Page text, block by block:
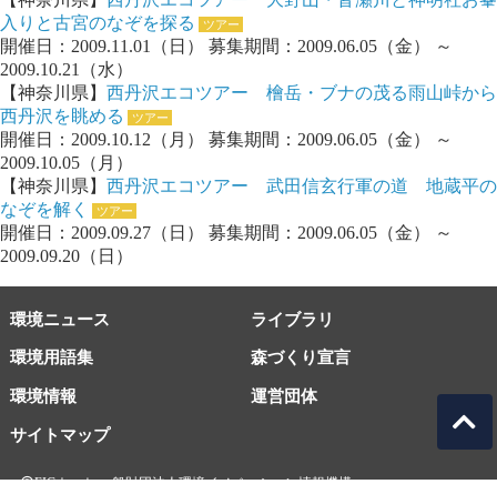
入りと古宮のなぞを探る
ツアー
開催日：2009.11.01（日） 募集期間：2009.06.05（金） ～
2009.10.21（水）
【神奈川県】 西丹沢エコツアー 檜岳・ブナの茂る雨山峠から
西丹沢を眺める
ツアー
開催日：2009.10.12（月） 募集期間：2009.06.05（金） ～
2009.10.05（月）
【神奈川県】 西丹沢エコツアー 武田信玄行軍の道 地蔵平の
なぞを解く
ツアー
開催日：2009.09.27（日） 募集期間：2009.06.05（金） ～
2009.09.20（日）
環境ニュース ライブラリ
環境用語集 森づくり宣言
環境情報
サイトマップ
運営団体